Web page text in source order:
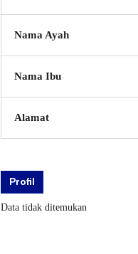
Nama Ayah
Nama Ibu
Alamat
Profil
Data tidak ditemukan